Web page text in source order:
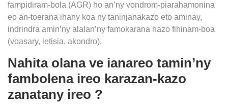
fampidiram-bola (AGR) ho an’ny vondrom-piarahamonina
eo an-toerana ihany koa ny taninjanakazo eto aminay,
indrindra amin’ny alalan’ny famokarana hazo fihinam-boa
(voasary, letisia, akondro).
Nahita olana ve ianareo tamin’ny
fambolena ireo karazan-kazo
zanatany ireo ?